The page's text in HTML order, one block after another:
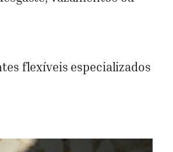
flexíveis especializados